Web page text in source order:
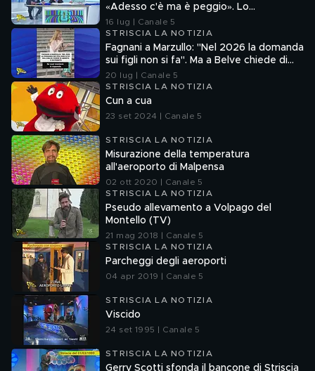
«Adesso c'è ma è peggio». Lo
scappellotto di Bellingham a Barco
16 lug | Canale 5
STRISCIA LA NOTIZIA
Fagnani a Marzullo: "Nel 2026 la domanda
sui figli non si fa". Ma a Belve chiede di
aborto e maternità
20 lug | Canale 5
STRISCIA LA NOTIZIA
Cun a cua
23 set 2024 | Canale 5
STRISCIA LA NOTIZIA
Misurazione della temperatura
all'aeroporto di Malpensa
02 ott 2020 | Canale 5
STRISCIA LA NOTIZIA
Pseudo allevamento a Volpago del
Montello (TV)
21 mag 2018 | Canale 5
STRISCIA LA NOTIZIA
Parcheggi degli aeroporti
04 apr 2019 | Canale 5
STRISCIA LA NOTIZIA
Viscido
24 set 1995 | Canale 5
STRISCIA LA NOTIZIA
Gerry Scotti sfonda il bancone di Striscia